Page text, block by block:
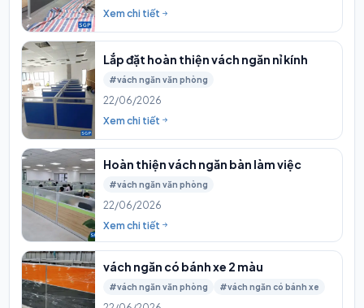
Xem chi tiết
Lắp đặt hoàn thiện vách ngăn nỉ kính
#vách ngăn văn phòng
22/06/2026
Xem chi tiết
Hoàn thiện vách ngăn bàn làm việc
#vách ngăn văn phòng
22/06/2026
Xem chi tiết
vách ngăn có bánh xe 2 màu
#vách ngăn văn phòng #vách ngăn có bánh xe